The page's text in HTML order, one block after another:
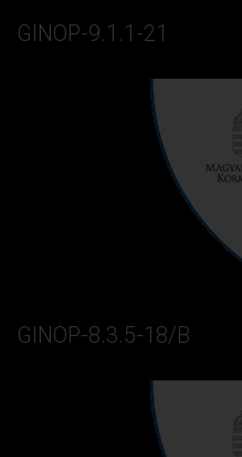
GINOP-9.1.1-21
GINOP-8.3.5-18/B